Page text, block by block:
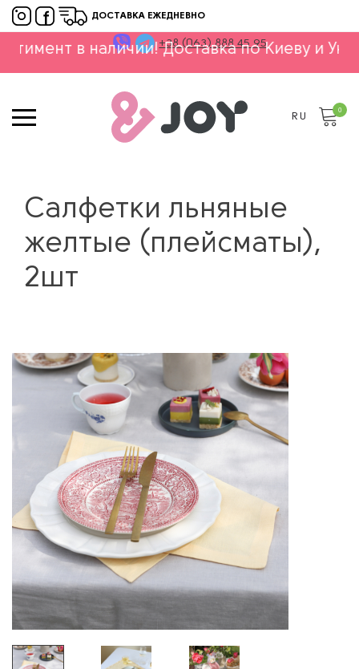
ДОСТАВКА ЕЖЕДНЕВНО
+38 (063) 888 45 95
в наличии! Доставка по Киеву и Украине!
RU
0
Салфетки льняные
желтые (плейсматы),
2шт